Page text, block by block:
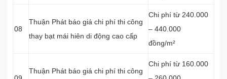
08
Thuận Phát báo giá chi phí thi công
thay bạt mái hiên di động cao cấp
Chi phí từ 240.000
– 440.000
đồng/m²
Thuận Phát báo giá chi phí thi công
Chi phí từ 160.000